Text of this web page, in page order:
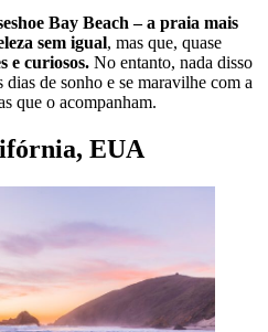
Bay Beach – a praia mais
sem igual, mas que, quase
e curiosos. No entanto, nada disso
de sonho e se maravilhe com a
que o acompanham.
EUA